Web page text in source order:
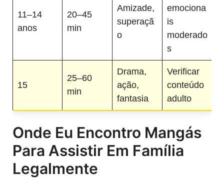
11–14
anos
20–45
min
Amizade,
superaçã
o
emociona
is
moderado
s
15
25–60
min
Drama,
ação,
fantasia
Verificar
conteúdo
adulto
Onde Eu Encontro Mangás
Para Assistir Em Família
Legalmente